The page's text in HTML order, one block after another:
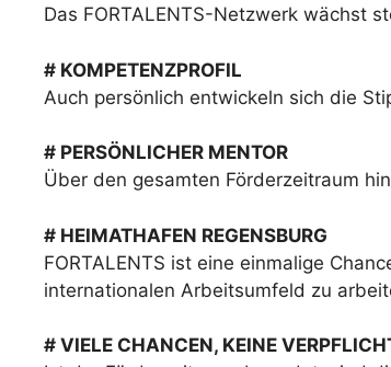
Das FORTALENTS-Netzwerk wächst
# KOMPETENZPROFIL
Auch persönlich entwickeln sich die
# PERSÖNLICHER MENTOR
Über den gesamten Förderzeitraum
# HEIMATHAFEN REGENSBURG
FORTALENTS ist eine einmalige
internationalen Arbeitsumfeld zu
# VIELE CHANCEN, KEINE